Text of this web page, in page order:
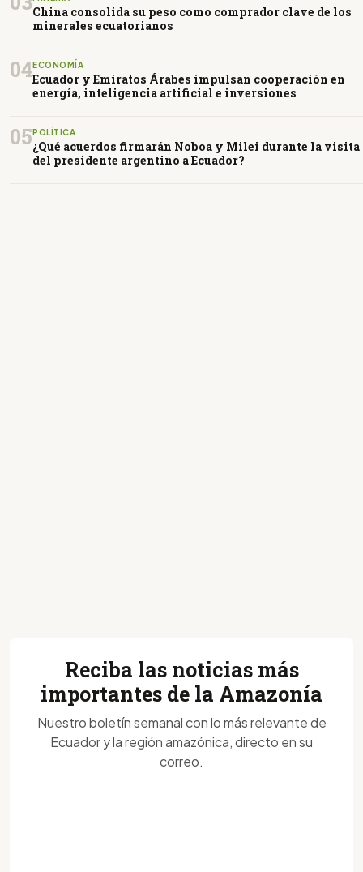
China consolida su peso como comprador clave de los
minerales ecuatorianos
04ECONOMÍA
Ecuador y Emiratos Árabes impulsan cooperación en
energía, inteligencia artificial e inversiones
05POLÍTICA
¿Qué acuerdos firmarán Noboa y Milei durante la visita
del presidente argentino a Ecuador?
Reciba las noticias más
importantes de la Amazonía
Nuestro boletín semanal con lo más relevante de
Ecuador y la región amazónica, directo en su
correo.